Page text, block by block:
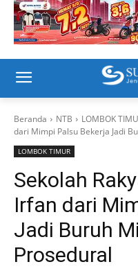
Beranda NTB LOMBOK
dari Mimpi Palsu Bekerja Jadi
LOMBOK TIMUR
Sekolah
Irfan dari
Jadi Buruh
Prosedural